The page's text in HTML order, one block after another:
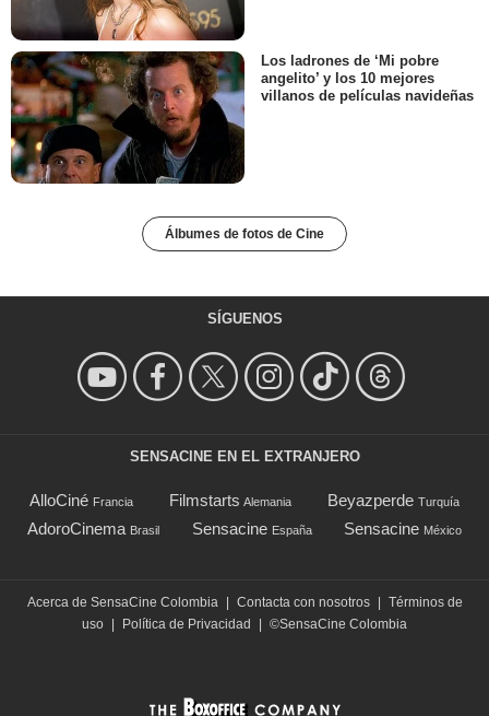
Los ladrones de ‘Mi pobre
angelito’ y los 10 mejores
villanos de películas navideñas
Álbumes de fotos de Cine
SÍGUENOS
SENSACINE EN EL EXTRANJERO
AlloCiné Francia Filmstarts Alemania Beyazperde Turquía
AdoroCinema Brasil Sensacine España Sensacine México
Acerca de SensaCine Colombia | Contacta con nosotros | Términos de
uso | Política de Privacidad | ©SensaCine Colombia